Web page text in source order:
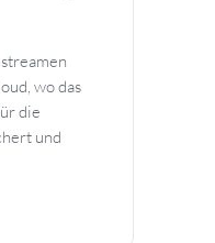
wo das
die
und